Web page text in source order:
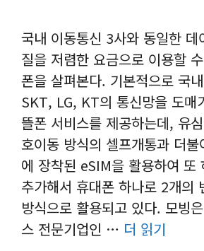
국내 이동통신 3사와 동일한 데
질을 저렴한 요금으로 이용할
폰을 살펴본다. 기본적으로 국
SKT, LG, KT의 통신망을 도매
뜰폰 서비스를 제공하는데, 유
호이동 방식의 셀프개통과 더
에 장착된 eSIM을 활용하여 또
추가해서 휴대폰 하나로 2개의
방식으로 활용되고 있다. 모빙
스 전문기업인 … 더 읽기